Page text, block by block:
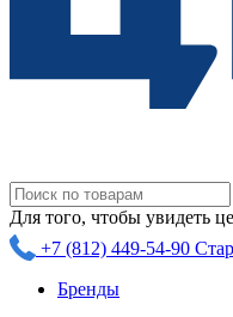
Для того, чтобы увидеть
+7 (812) 449-54-90
Бренды